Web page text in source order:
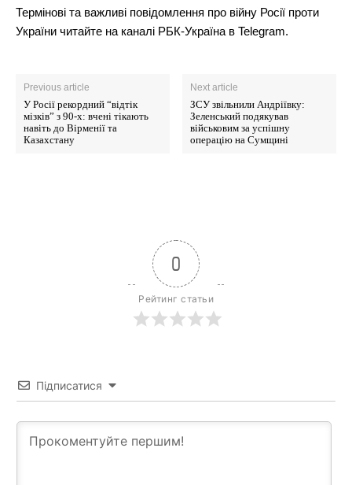
Magazine PRO
Термінові та важливі повідомлення про війну Росії проти
України читайте на каналі РБК-Україна в Telegram.
Previous article
У Росії рекордний “відтік
мізків” з 90-х: вчені тікають
навіть до Вірменії та
Казахстану
Next article
ЗСУ звільнили Андріївку:
Зеленський подякував
військовим за успішну
операцію на Сумщині
0
Рейтинг статьи
Підписатися